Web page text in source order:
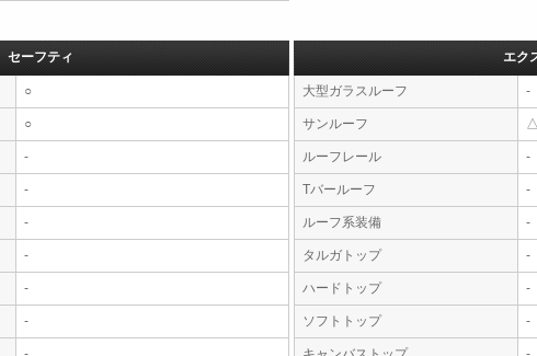
セーフティ
○
○
-
-
-
-
-
-
エク
大型ガラスルーフ -
サンルーフ
ルーフレール -
Tバールーフ -
ルーフ系装備 -
タルガトップ -
ハードトップ -
ソフトトップ -